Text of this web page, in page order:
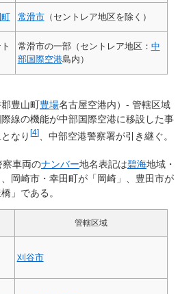
常滑市（セントレア地区を除く）
常滑市の一部（セントレア地区： 中
部国際空港島内）
郡豊山町豊場名古屋空港内）- 管轄区域
線の機能が中部国際空港に移設した事
なり [4]
、中部空港警察署が引き継ぐ。
察車両のナンバー地名表記は碧海地域・
岡崎市・幸田町が「岡崎」、豊田市が
」である。
管轄区域
刈谷市